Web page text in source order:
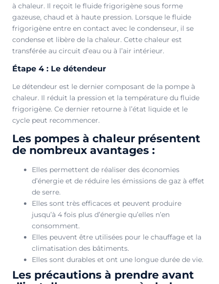
à chaleur. Il reçoit le fluide frigorigène sous forme
gazeuse, chaud et à haute pression. Lorsque le fluide
frigorigène entre en contact avec le condenseur, il se
condense et libère de la chaleur. Cette chaleur est
transférée au circuit d’eau ou à l’air intérieur.
Étape 4 : Le détendeur
Le détendeur est le dernier composant de la pompe à
chaleur. Il réduit la pression et la température du fluide
frigorigène. Ce dernier retourne à l’état liquide et le
cycle peut recommencer.
Les pompes à chaleur présentent
de nombreux avantages :
Elles permettent de réaliser des économies
d’énergie et de réduire les émissions de gaz à effet
de serre.
Elles sont très efficaces et peuvent produire
jusqu’à 4 fois plus d’énergie qu’elles n’en
consomment.
Elles peuvent être utilisées pour le chauffage et la
climatisation des bâtiments.
Elles sont durables et ont une longue durée de vie.
Les précautions à prendre avant